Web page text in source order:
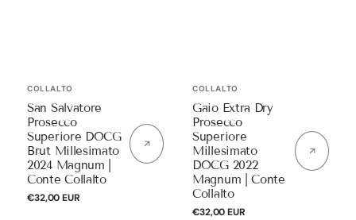
Anbieter:
COLLALTO
San Salvatore
Prosecco
Superiore DOCG
Brut Millesimato
2024 Magnum |
Conte Collalto
Normaler
€32,00 EUR
Anbieter:
COLLALTO
Gaio Extra Dry
Prosecco
Superiore
Millesimato
DOCG 2022
Magnum | Conte
Collalto
Normaler
€32,00 EUR